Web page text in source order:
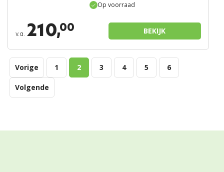
Op voorraad
v.a. 210,00 BEKIJK
Vorige 1 2 3 4 5 6
Volgende